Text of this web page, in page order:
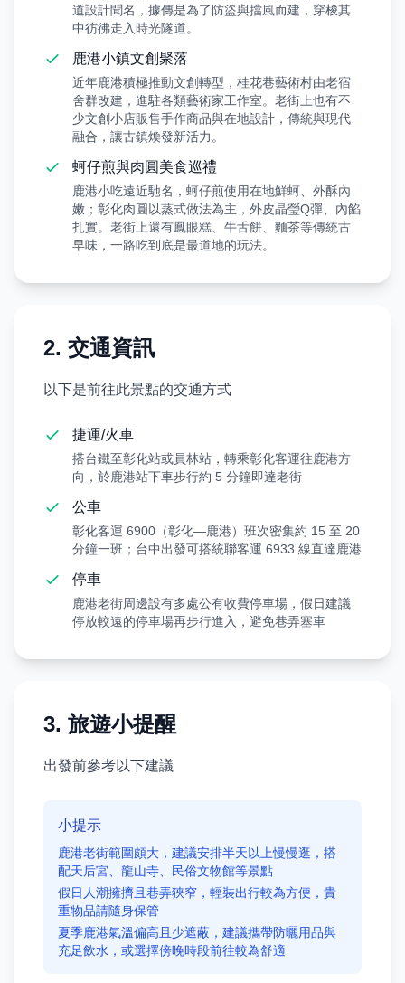
道設計聞名，據傳是為了防盜與擋風而建，穿梭其
中彷彿走入時光隧道。
鹿港小鎮文創聚落
近年鹿港積極推動文創轉型，桂花巷藝術村由老宿
舍群改建，進駐各類藝術家工作室。老街上也有不
少文創小店販售手作商品與在地設計，傳統與現代
融合，讓古鎮煥發新活力。
蚵仔煎與肉圓美食巡禮
鹿港小吃遠近馳名，蚵仔煎使用在地鮮蚵、外酥內
嫩；彰化肉圓以蒸式做法為主，外皮晶瑩Q彈、內餡
扎實。老街上還有鳳眼糕、牛舌餅、麵茶等傳統古
早味，一路吃到底是最道地的玩法。
2. 交通資訊
以下是前往此景點的交通方式
捷運/火車
搭台鐵至彰化站或員林站，轉乘彰化客運往鹿港方
向，於鹿港站下車步行約 5 分鐘即達老街
公車
彰化客運 6900（彰化—鹿港）班次密集約 15 至 20
分鐘一班；台中出發可搭統聯客運 6933 線直達鹿港
停車
鹿港老街周邊設有多處公有收費停車場，假日建議
停放較遠的停車場再步行進入，避免巷弄塞車
3. 旅遊小提醒
出發前參考以下建議
小提示
鹿港老街範圍頗大，建議安排半天以上慢慢逛，搭
配天后宮、龍山寺、民俗文物館等景點
假日人潮擁擠且巷弄狹窄，輕裝出行較為方便，貴
重物品請隨身保管
夏季鹿港氣溫偏高且少遮蔽，建議攜帶防曬用品與
充足飲水，或選擇傍晚時段前往較為舒適